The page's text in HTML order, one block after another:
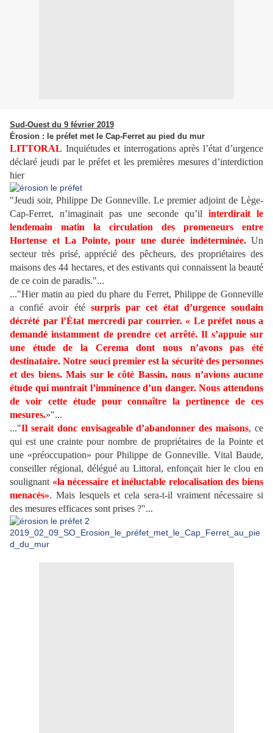
Sud-Ouest du 9 février 2019
Érosion : le préfet met le Cap-Ferret au pied du mur
LITTORAL Inquiétudes et interrogations après l’état d’urgence
déclaré jeudi par le préfet et les premières mesures d’interdiction
hier
"Jeudi soir, Philippe De Gonneville. Le premier adjoint de Lège-
Cap-Ferret, n’imaginait pas une seconde qu’ilinterdirait le
lendemain matin la circulation des promeneurs entre
Hortense et La Pointe, pour une durée indéterminée. Un
secteur très prisé, apprécié des pêcheurs, des propriétaires des
maisons des 44 hectares, et des estivants qui connaissent la beauté
de ce coin de paradis."...
..."Hier matin au pied du phare du Ferret, Philippe de Gonneville
a confié avoir été surpris par cet état d’urgence soudain
décrété par l’État mercredi par courrier. « Le préfet nous a
demandé instamment de prendre cet arrêté. Il s’appuie sur
une étude de la Cerema dont nous n’avons pas été
destinataire. Notre souci premier est la sécurité des personnes
et des biens. Mais sur le côté Bassin, nous n’avions aucune
étude qui montrait l’imminence d’un danger. Nous attendons
de voir cette étude pour connaître la pertinence de ces
mesures.»"...
..."Il serait donc envisageable d’abandonner des maisons, ce
qui est une crainte pour nombre de propriétaires de la Pointe et
une «préoccupation» pour Philippe de Gonneville. Vital Baude,
conseiller régional, délégué au Littoral, enfonçait hier le clou en
soulignant «la nécessaire et inéluctable relocalisation des biens
menacés». Mais lesquels et cela sera-t-il vraiment nécessaire si
des mesures efficaces sont prises ?"...
2019_02_09_SO_Erosion_le_préfet_met_le_Cap_Ferret_au_pie
d_du_mur